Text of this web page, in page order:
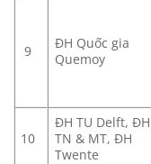
9
ĐH Quốc gia
Quemoy
10
ĐH TU Delft, ĐH
TN & MT, ĐH
Twente